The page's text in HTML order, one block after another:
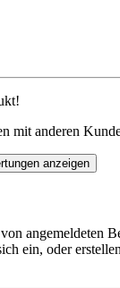
mit anderen
anzeigen
angemeldeten
ein, oder